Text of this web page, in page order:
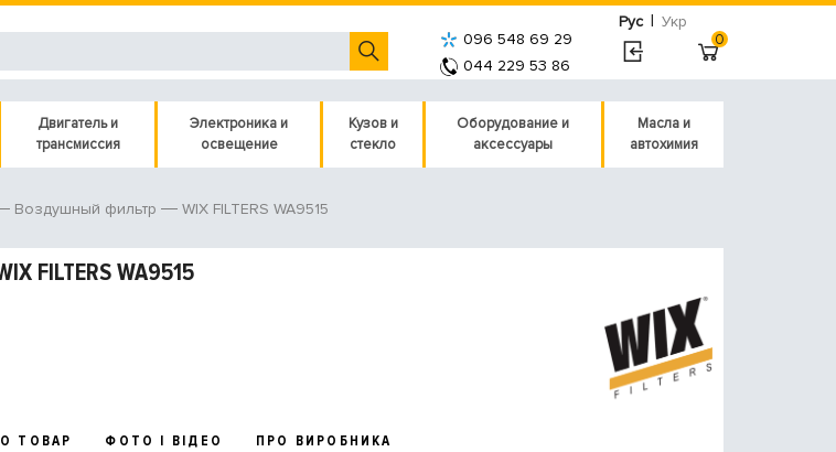
Рус | Укр
096 548 69 29
044 229 53 86
0
Двигатель и
трансмиссия
Электроника и
освещение
Кузов и
стекло
Оборудование и
аксессуары
Масла и
автохимия
Воздушный фильтр WIX FILTERS WA9515
FILTERS WA9515
ТОВАР ФОТО І ВІДЕО ПРО ВИРОБНИКА